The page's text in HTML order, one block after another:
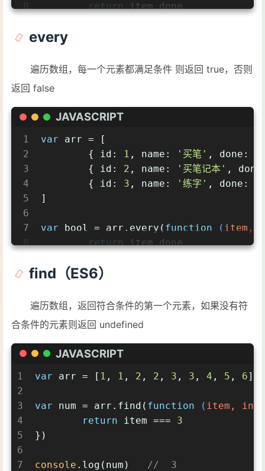
8
10
return
item.done
1234567891011
every
遍历数组，每一个元素都满足条件 则返回 true，否则
返回 false
JAVASCRIPT
1
2
3
4
5
6
7
8
10
var arr = [
	{
id : 1 , name : '买笔' , done :
	{
id : 2 , name : '买笔记本' , done
	{
id : 3 , name : '练字' , done :
]
var bool = arr.every( function ( item,
return item.done
1234567891011
find（ES6）
遍历数组，返回符合条件的第一个元素，如果没有符
合条件的元素则返回 undefined
JAVASCRIPT
1
2
3
4
5
6
7
var arr = [ 1 , 1 , 2 , 2 , 3 , 3 , 4 , 5 , 6]
var num = arr.find( function ( item,
return item === 3
})
console .log(num)
//  3